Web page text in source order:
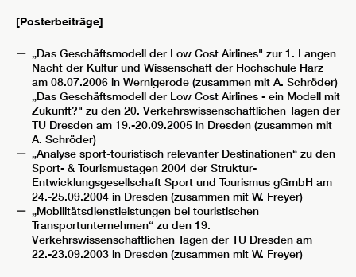
[Posterbeiträge]
„Das Geschäftsmodell der Low Cost Airlines" zur 1. Langen
Nacht der Kultur und Wissenschaft der Hochschule Harz
am 08.07.2006 in Wernigerode (zusammen mit A. Schröder)
„Das Geschäftsmodell der Low Cost Airlines - ein Modell mit
Zukunft?" zu den 20. Verkehrswissenschaftlichen Tagen der
TU Dresden am 19.-20.09.2005 in Dresden (zusammen mit
A. Schröder)
„Analyse sport-touristisch relevanter Destinationen“ zu den
Sport- & Tourismustagen 2004 der Struktur-
Entwicklungsgesellschaft Sport und Tourismus gGmbH am
24.-25.09.2004 in Dresden (zusammen mit W. Freyer)
„Mobilitätsdienstleistungen bei touristischen
Transportunternehmen“ zu den 19.
Verkehrswissenschaftlichen Tagen der TU Dresden am
22.-23.09.2003 in Dresden (zusammen mit W. Freyer)